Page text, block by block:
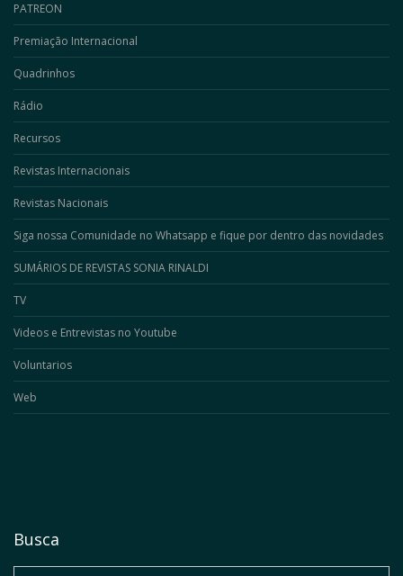
PATREON
Premiação Internacional
Quadrinhos
Rádio
Recursos
Revistas Internacionais
Revistas Nacionais
Siga nossa Comunidade no Whatsapp e fique por dentro das novidades
SUMÁRIOS DE REVISTAS SONIA RINALDI
TV
Videos e Entrevistas no Youtube
Voluntarios
Web
Busca